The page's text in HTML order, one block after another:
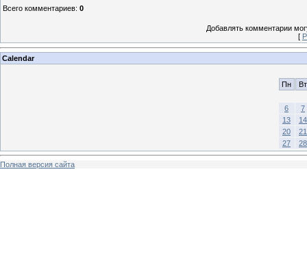
Всего комментариев: 0
Добавлять комментарии
[
Calendar
Пн Вт
6
7
13
14
20
21
27
28
Полная версия сайта